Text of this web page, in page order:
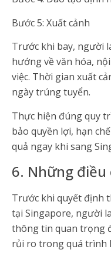
Bước 5: Xuất cảnh
Trước khi bay, người
hướng về văn hóa,
việc. Thời gian xuất
ngày trúng tuyển.
Thực hiện đúng quy
bảo quyền lợi, hạn
quả ngay khi sang
6. Những điều
Trước khi quyết định
tại Singapore, người
thông tin quan trọng
rủi ro trong quá trình